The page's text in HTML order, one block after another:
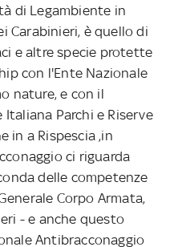
di Legambiente in
Carabinieri, è quello di
e altre specie protette
con l'Ente Nazionale
nature, e con il
Parchi e Riserve
in a Rispescia ,in
ci riguarda
delle competenze
Corpo Armata,
- e anche questo
Antibracconaggio